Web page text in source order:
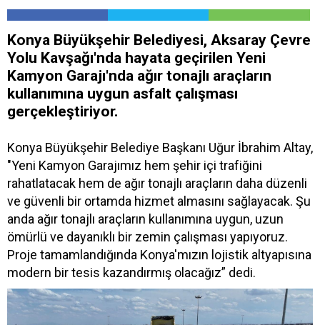
Konya Büyükşehir Belediyesi, Aksaray Çevre
Yolu Kavşağı'nda hayata geçirilen Yeni
Kamyon Garajı'nda ağır tonajlı araçların
kullanımına uygun asfalt çalışması
gerçekleştiriyor.
Konya Büyükşehir Belediye Başkanı Uğur İbrahim Altay,
"Yeni Kamyon Garajımız hem şehir içi trafiğini
rahatlatacak hem de ağır tonajlı araçların daha düzenli
ve güvenli bir ortamda hizmet almasını sağlayacak. Şu
anda ağır tonajlı araçların kullanımına uygun, uzun
ömürlü ve dayanıklı bir zemin çalışması yapıyoruz.
Proje tamamlandığında Konya'mızın lojistik altyapısına
modern bir tesis kazandırmış olacağız” dedi.